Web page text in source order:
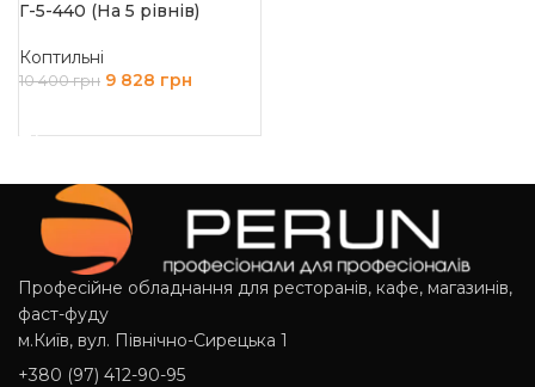
Г-5-440 (На 5 рівнів)
Коптильні
10 400грн 9 828 грн
Професійне обладнання для ресторанів, кафе, магазинів,
фаст-фуду
м.Київ, вул. Північно-Сирецька 1
+380 (97) 412-90-95